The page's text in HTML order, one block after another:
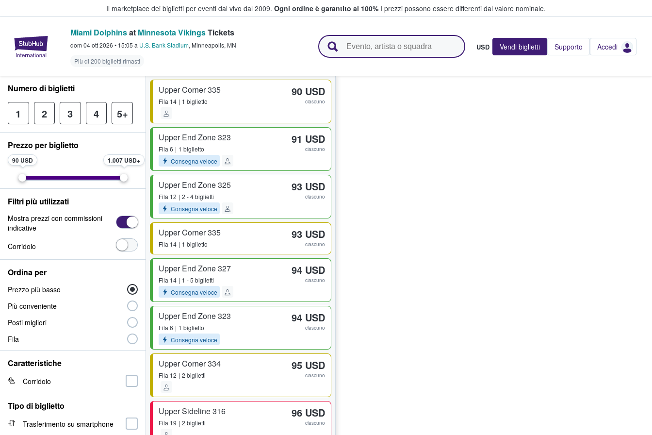
Il marketplace dei biglietti per eventi dal vivo dal 2009. Ogni ordine è garantito al 100% I prezzi possono essere differenti dal valore nominale.
StubHub - Dove i fan comprano e vendono biglietti
Miami Dolphinsat Minnesota VikingsTickets
dom 04 ott 2026 • 15:05 a U.S. Bank Stadium, Minneapolis, MN
Più di 200 biglietti rimasti
USD Vendi biglietti Supporto Accedi
Upper Corner 335
Fila 14 1 biglietto
90 USD
ciascuno
Upper End Zone 323
Fila 6
1 biglietto
Consegna veloce
91 USD
ciascuno
Upper End Zone 325
Fila 12
2 - 4 biglietti
Consegna veloce
93 USD
ciascuno
Upper Corner 335
Fila 14 1 biglietto
93 USD
ciascuno
Upper End Zone 327
Fila 14
1 - 5 biglietti
Consegna veloce
94 USD
ciascuno
Upper End Zone 323
Fila 6
1 biglietto
Consegna veloce
94 USD
ciascuno
Upper Corner 334
Fila 12 2 biglietti
95 USD
ciascuno
Upper Sideline 316
Fila 19 2 biglietti
96 USD
ciascuno
Numero di biglietti
1 2 3 4 5+
Prezzo per biglietto
90 USD 1.007 USD
Filtri più utilizzati
Mostra prezzi con commissioni
indicative
Corridoio
Ordina per
Prezzo più basso
Più conveniente
Posti migliori
Fila
Caratteristiche
Corridoio
Tipo di biglietto
Trasferimento su smartphone